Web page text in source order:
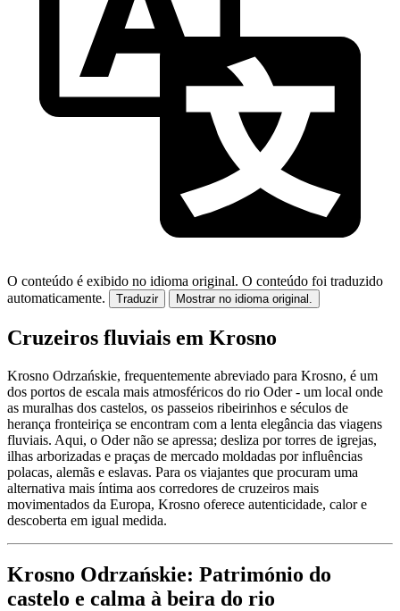
O conteúdo é exibido no idioma original. O conteúdo foi traduzido
automaticamente.
Traduzir Mostrar no idioma original.
Cruzeiros fluviais em Krosno
Krosno Odrzańskie, frequentemente abreviado para Krosno, é um
dos portos de escala mais atmosféricos do rio Oder - um local onde
as muralhas dos castelos, os passeios ribeirinhos e séculos de
herança fronteiriça se encontram com a lenta elegância das viagens
fluviais. Aqui, o Oder não se apressa; desliza por torres de igrejas,
ilhas arborizadas e praças de mercado moldadas por influências
polacas, alemãs e eslavas. Para os viajantes que procuram uma
alternativa mais íntima aos corredores de cruzeiros mais
movimentados da Europa, Krosno oferece autenticidade, calor e
descoberta em igual medida.
Krosno Odrzańskie: Património do
castelo e calma à beira do rio